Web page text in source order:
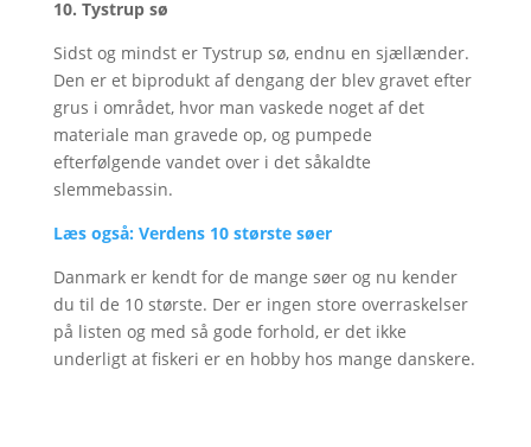
10. Tystrup sø
Sidst og mindst er Tystrup sø, endnu en sjællænder.
Den er et biprodukt af dengang der blev gravet efter
grus i området, hvor man vaskede noget af det
materiale man gravede op, og pumpede
efterfølgende vandet over i det såkaldte
slemmebassin.
Læs også: Verdens 10 største søer
Danmark er kendt for de mange søer og nu kender
du til de 10 største. Der er ingen store overraskelser
på listen og med så gode forhold, er det ikke
underligt at fiskeri er en hobby hos mange danskere.